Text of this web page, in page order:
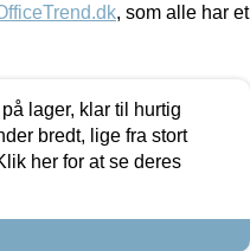
, som alle har et
lager, klar til hurtig
bredt, lige fra stort
her for at se deres